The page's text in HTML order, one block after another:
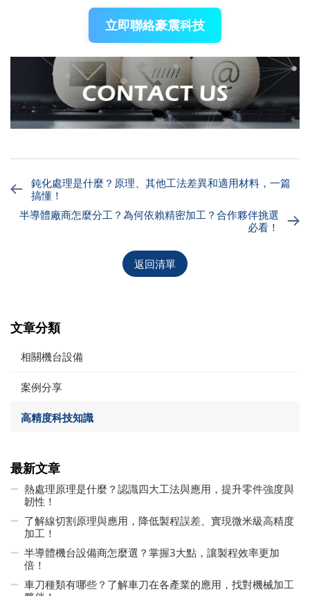
立即聯絡豪震科技
鈍化處理是什麼？原理、其他工法差異和適用材料，一篇
搞懂！
半導體廠商怎麼分工？為何依賴精密加工？合作夥伴挑選
必看！
返回清單
文章分類
相關機台設備
案例分享
高精度科技知識
最新文章
熱處理原理是什麼？認識四大工法與應用，提升零件強度與
韌性！
了解線切割原理與應用，降低製程誤差、實現微米級高精度
加工！
半導體機台設備商怎麼選？掌握3大點，讓製程效率更加
倍！
車刀種類有哪些？了解車刀在各產業的應用，找對機械加工